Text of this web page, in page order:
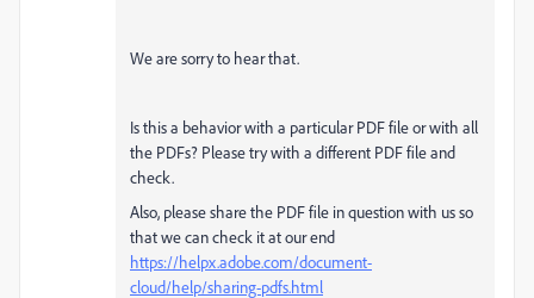
We are sorry to hear that.
Is this a behavior with a particular PDF file or with all
the PDFs? Please try with a different PDF file and
check.
Also, please share the PDF file in question with us so
that we can check it at our end
https://helpx.adobe.com/document-
cloud/help/sharing-pdfs.html